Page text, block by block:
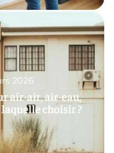
air-air, air-eau,
choisir ?
2026